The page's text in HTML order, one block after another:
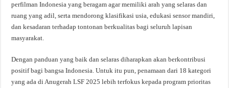
perfilman Indonesia yang beragam agar memiliki arah yang selaras dan
ruang yang adil, serta mendorong klasifikasi usia, edukasi sensor mandiri,
dan kesadaran terhadap tontonan berkualitas bagi seluruh lapisan
masyarakat.
Dengan panduan yang baik dan selaras diharapkan akan berkontribusi
positif bagi bangsa Indonesia. Untuk itu pun, penamaan dari 18 kategori
yang ada di Anugerah LSF 2025 lebih terfokus kepada program prioritas